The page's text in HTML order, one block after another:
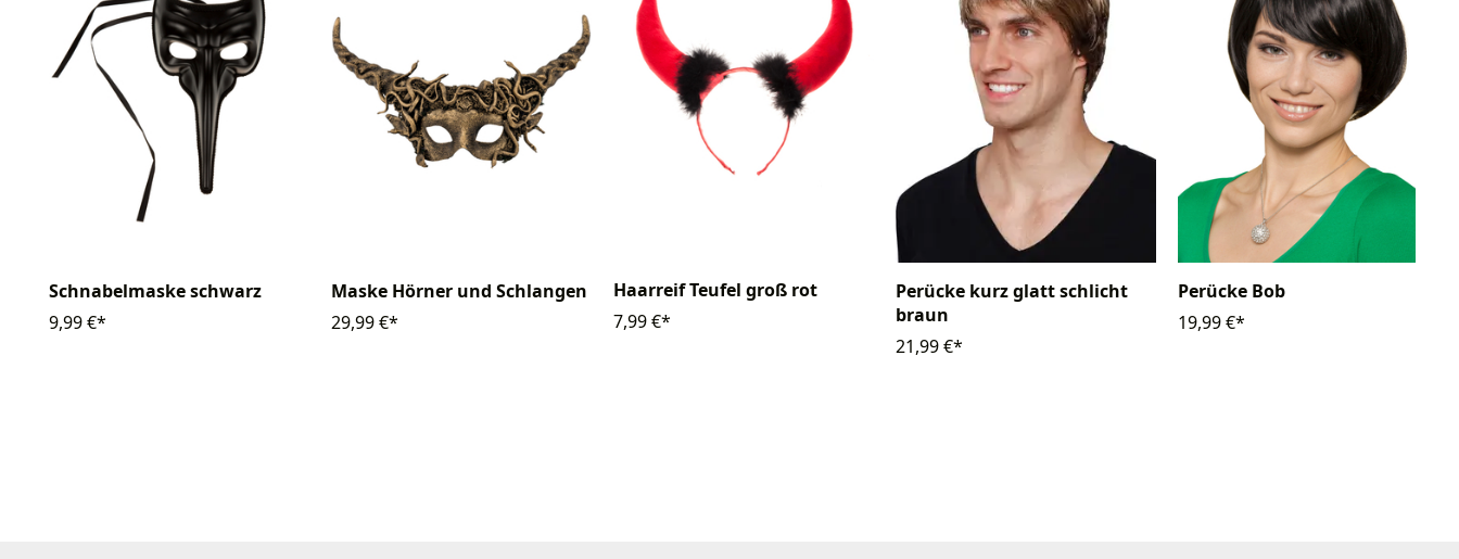
Schnabelmaske schwarz
9,99 €*
Maske Hörner und Schlangen
29,99 €*
Haarreif Teufel groß rot
7,99 €*
Perücke kurz glatt schlicht
braun
21,99 €*
Perücke Bob
19,99 €*